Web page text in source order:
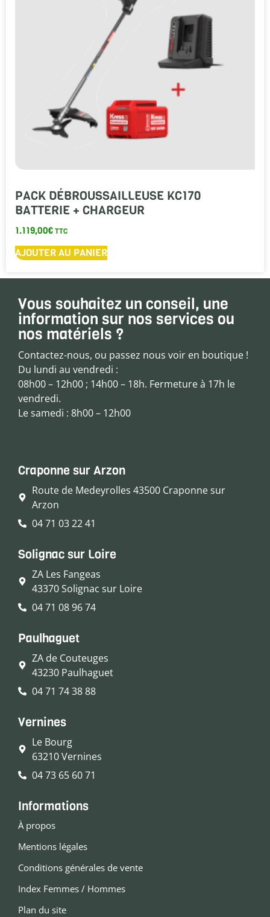
PACK DÉBROUSSAILLEUSE KC170
BATTERIE + CHARGEUR
1.119,00€TTC
AJOUTER AU PANIER
Vous souhaitez un conseil, une
information sur nos services ou
nos matériels ?
Contactez-nous, ou passez nous voir en boutique !
Du lundi au vendredi :
08h00 – 12h00 ; 14h00 – 18h. Fermeture à 17h le
vendredi.
Le samedi : 8h00 – 12h00
Craponne sur Arzon
Route de Medeyrolles 43500 Craponne sur
Arzon
04 71 03 22 41
Solignac sur Loire
ZA Les Fangeas
43370 Solignac sur Loire
04 71 08 96 74
Paulhaguet
ZA de Couteuges
43230 Paulhaguet
04 71 74 38 88
Vernines
Le Bourg
63210 Vernines
04 73 65 60 71
Informations
À propos
Mentions légales
Conditions générales de vente
Index Femmes / Hommes
Plan du site